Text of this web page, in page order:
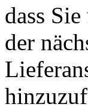
dass
der